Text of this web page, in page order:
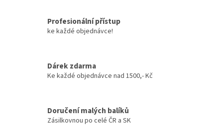
c
í
y
p
i
s
á
n
í
Profesionální přístup
ke každé objednávce!
Dárek zdarma
Ke každé objednávce nad 1500,- Kč
Doručení malých balíků
Zásilkovnou po celé ČR a SK